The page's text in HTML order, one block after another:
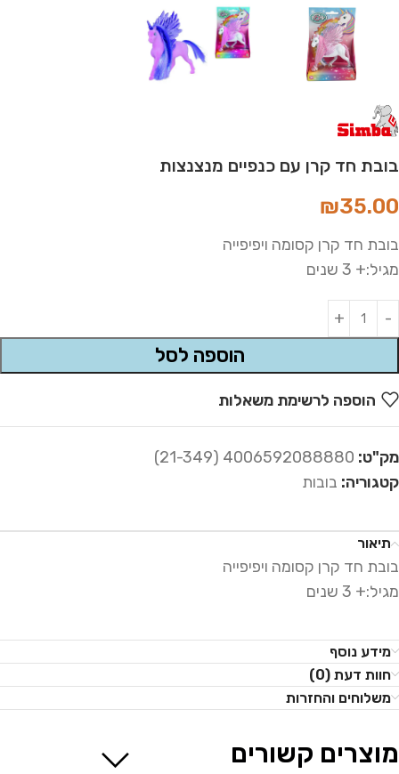
בובת חד קרן עם כנפיים מנצנצות
₪35.00
בובת חד קרן קסומה ויפיפייה
מגיל:+ 3 שנים
הוספה לסל
Alternative:
הוספה לרשימת משאלות
מק"ט: 4006592088880 (21-349)
קטגוריה: בובות
תיאור
בובת חד קרן קסומה ויפיפייה
מגיל:+ 3 שנים
מידע נוסף
חוות דעת (0)
משלוחים והחזרות
מוצרים קשורים